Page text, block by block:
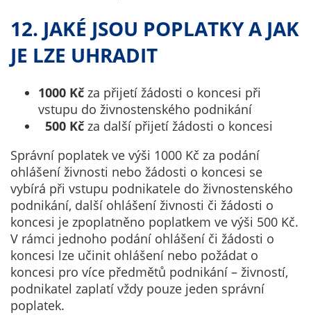
12. JAKÉ JSOU POPLATKY A JAK
JE LZE UHRADIT
1000 Kč za přijetí žádosti o koncesi při
vstupu do živnostenského podnikání
500 Kč za další přijetí žádosti o koncesi
Správní poplatek ve výši 1000 Kč za podání
ohlášení živnosti nebo žádosti o koncesi se
vybírá při vstupu podnikatele do živnostenského
podnikání, další ohlášení živnosti či žádosti o
koncesi je zpoplatněno poplatkem ve výši 500 Kč.
V rámci jednoho podání ohlášení či žádosti o
koncesi lze učinit ohlášení nebo požádat o
koncesi pro více předmětů podnikání – živností,
podnikatel zaplatí vždy pouze jeden správní
poplatek.